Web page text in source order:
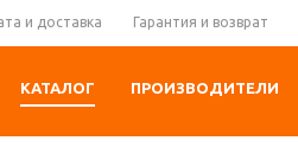
и доставка Гарантия и возврат
КАТАЛОГ ПРОИЗВОДИТЕЛИ